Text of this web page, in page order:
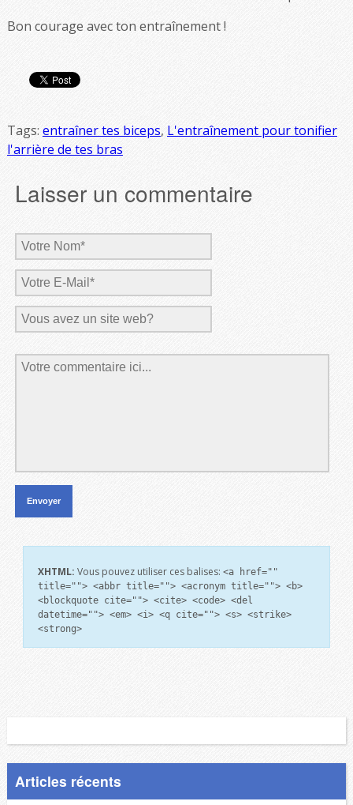
Bon courage avec ton entraînement !
Tags: entraîner tes biceps, L'entraînement pour tonifier
l'arrière de tes bras
Laisser un commentaire
XHTML: Vous pouvez utiliser ces balises: <a href=""
title=""> <abbr title=""> <acronym title=""> <b>
<blockquote cite=""> <cite> <code> <del
datetime=""> <em> <i> <q cite=""> <s> <strike>
<strong>
Articles récents